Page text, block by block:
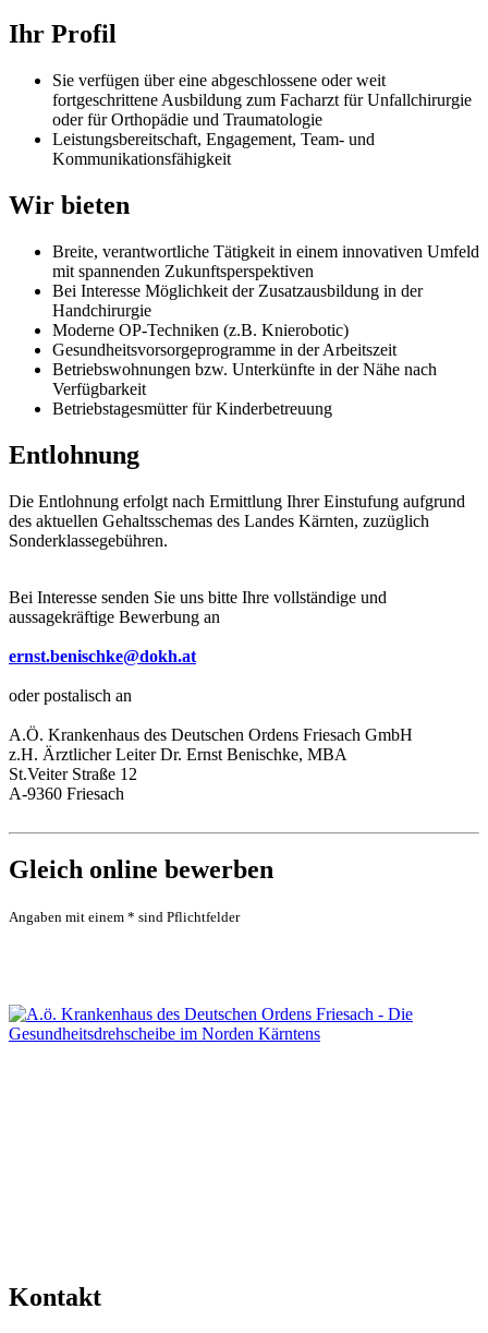
Ihr Profil
Sie verfügen über eine abgeschlossene oder weit
fortgeschrittene Ausbildung zum Facharzt für Unfallchirurgie
oder für Orthopädie und Traumatologie
Leistungsbereitschaft, Engagement, Team- und
Kommunikationsfähigkeit
Wir bieten
Breite, verantwortliche Tätigkeit in einem innovativen Umfeld
mit spannenden Zukunftsperspektiven
Bei Interesse Möglichkeit der Zusatzausbildung in der
Handchirurgie
Moderne OP-Techniken (z.B. Knierobotic)
Gesundheitsvorsorgeprogramme in der Arbeitszeit
Betriebswohnungen bzw. Unterkünfte in der Nähe nach
Verfügbarkeit
Betriebstagesmütter für Kinderbetreuung
Entlohnung
Die Entlohnung erfolgt nach Ermittlung Ihrer Einstufung aufgrund
des aktuellen Gehaltsschemas des Landes Kärnten, zuzüglich
Sonderklassegebühren.
Bei Interesse senden Sie uns bitte Ihre vollständige und
aussagekräftige Bewerbung an
ernst.benischke@dokh.at
oder postalisch an
A.Ö. Krankenhaus des Deutschen Ordens Friesach GmbH
z.H. Ärztlicher Leiter Dr. Ernst Benischke, MBA
St.Veiter Straße 12
A-9360 Friesach
Gleich online bewerben
Angaben mit einem * sind Pflichtfelder
Kontakt